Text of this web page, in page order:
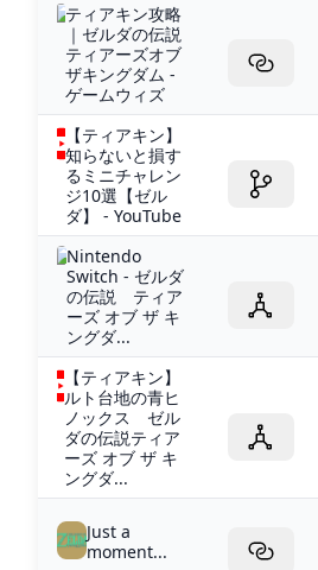
ティアキン攻略
｜ゼルダの伝説
ティアーズオブ
ザキングダム -
ゲームウィズ
【ティアキン】
知らないと損す
るミニチャレン
ジ10選【ゼル
ダ】 - YouTube
Nintendo
Switch - ゼルダ
の伝説 ティア
ーズ オブ ザ キ
ングダ...
【ティアキン】
ルト台地の青ヒ
ノックス ゼル
ダの伝説ティア
ーズ オブ ザ キ
ングダ...
Just a
moment...